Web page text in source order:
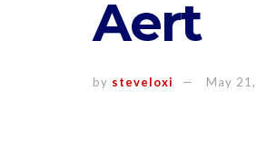
Aert
by steveloxi May